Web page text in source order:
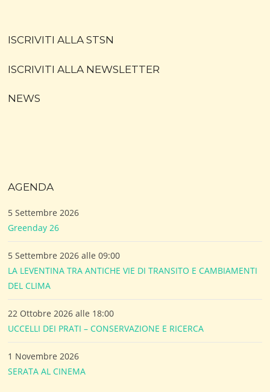
ISCRIVITI ALLA STSN
ISCRIVITI ALLA NEWSLETTER
NEWS
AGENDA
5 Settembre 2026
Greenday 26
5 Settembre 2026 alle 09:00
LA LEVENTINA TRA ANTICHE VIE DI TRANSITO E CAMBIAMENTI
DEL CLIMA
22 Ottobre 2026 alle 18:00
UCCELLI DEI PRATI – CONSERVAZIONE E RICERCA
1 Novembre 2026
SERATA AL CINEMA